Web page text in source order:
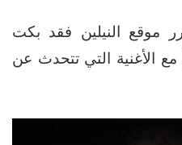
موقع النيلين فقد بكت
مع الأغنية التي تتحدث عن